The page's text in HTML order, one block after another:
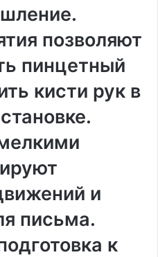
позволяют
пинцетный
кисти рук в
и
письма.
к